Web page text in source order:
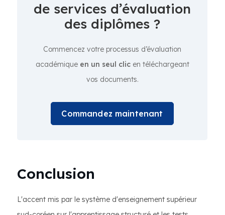
de services d’évaluation
des diplômes ?
Commencez votre processus d’évaluation
académiqueen un seul clicen téléchargeant
vos documents.
Commandez maintenant
Conclusion
L'accent mis par le système d'enseignement supérieur